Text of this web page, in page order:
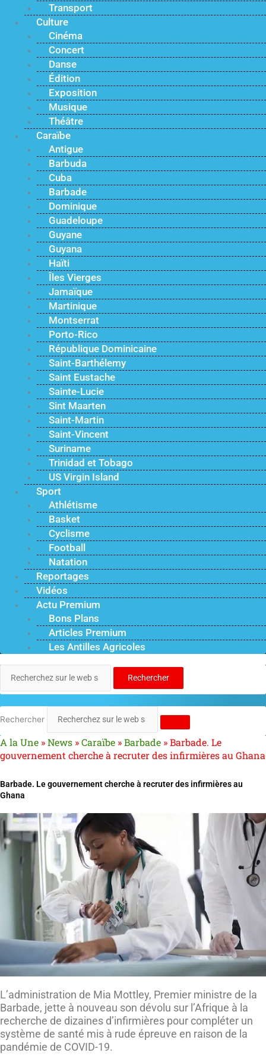
Transport
Culture
Cinéma
Concert
Danse
Édition
Exposition
Musique
Théâtre
Caraïbe
Antigue
Barbuda
Cuba
Barbade
Dominique
Guadeloupe
Guyane
Guyana
Haïti
Îles Vierges
Jamaïque
Martinique
Montserrat
Porto-Rico
République Dominicaine
Saint-Barthélemy
Saint Eustache
Sainte-Lucie
Sint Maarten
Saint-Martin
Saint-Vincent
Suriname
Trinidad et Tobago
US Virgin Island
Sport
Athlétisme
Basket
Cyclisme
Football
Natation
Reportages
Vidéos
Actu Premium
Bons Plans
Articles Premium
Les Antilles Agricoles
Rechercher
Rechercher
A la Une »News »Caraïbe »Barbade »Barbade. Le
gouvernement cherche à recruter des infirmières au Ghana
Barbade. Le gouvernement cherche à recruter des infirmières au
Ghana
L’administration de Mia Mottley, Premier ministre de la
Barbade, jette à nouveau son dévolu sur l’Afrique à la
recherche de dizaines d’infirmières pour compléter un
système de santé mis à rude épreuve en raison de la
pandémie de COVID-19.